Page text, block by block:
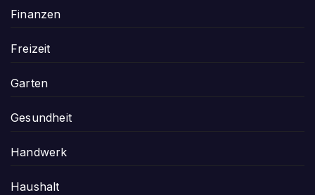
Finanzen
Freizeit
Garten
Gesundheit
Handwerk
Haushalt